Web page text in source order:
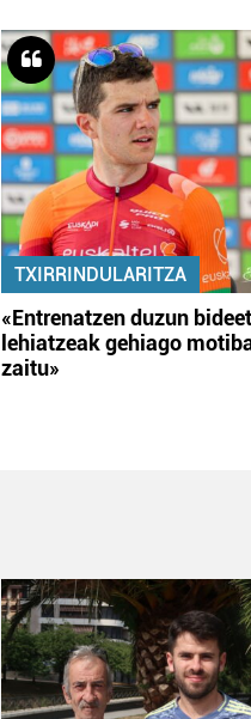
TXIRRINDULARITZA
«Entrenatzen duzun
lehiatzeak gehiago
zaitu»